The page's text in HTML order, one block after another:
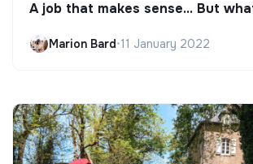
A job that makes sense... But
Marion Bard•11 January 2022